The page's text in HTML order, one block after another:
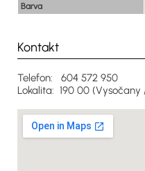
Barva
Kontakt
Telefon: 604 572 950
Lokalita: 190 00 (Vysočany